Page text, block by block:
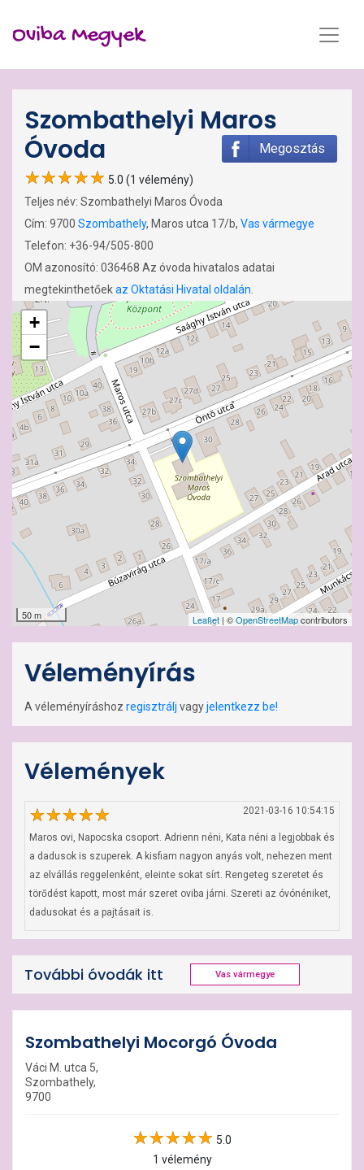
Oviba Megyek
Szombathelyi Maros
Óvoda
Megosztás
5.0 (1 vélemény)
Teljes név: Szombathelyi Maros Óvoda
Cím: 9700 Szombathely, Maros utca 17/b, Vas vármegye
Telefon: +36-94/505-800
OM azonosító: 036468 Az óvoda hivatalos adatai
megtekinthetőekaz Oktatási Hivatal oldalán
+
−
50 m Leaflet | ©OpenStreetMapcontributors
Véleményírás
A véleményíráshoz regisztrálj vagyjelentkezz be!
Vélemények
2021-03-16 10:54:15
Maros ovi, Napocska csoport. Adrienn néni, Kata néni a legjobbak és
a dadusok is szuperek. A kisfiam nagyon anyás volt, nehezen ment
az elvállás reggelenként, eleinte sokat sírt. Rengeteg szeretet és
törődést kapott, most már szeret oviba járni. Szereti az óvónéniket,
dadusokat és a pajtásait is.
További óvodák itt Vas vármegye
Szombathelyi Mocorgó Óvoda
Váci M. utca 5,
Szombathely,
9700
5.0
1 vélemény